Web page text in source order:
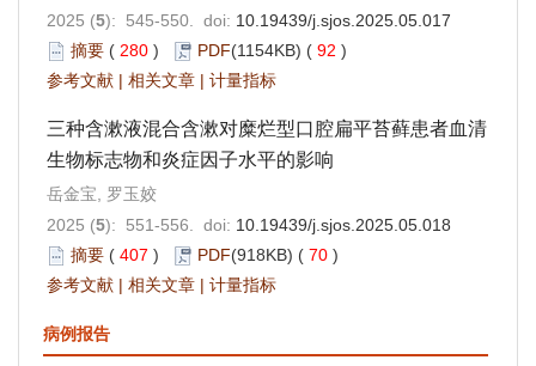
2025 (5): 545-550. doi: 10.19439/j.sjos.2025.05.017
摘要 ( 280 ) PDF(1154KB) ( 92 )
参考文献 | 相关文章 | 计量指标
三种含漱液混合含漱对糜烂型口腔扁平苔藓患者血清
生物标志物和炎症因子水平的影响
岳金宝, 罗玉姣
2025 (5): 551-556. doi: 10.19439/j.sjos.2025.05.018
摘要 ( 407 ) PDF(918KB) ( 70 )
参考文献 | 相关文章 | 计量指标
病例报告